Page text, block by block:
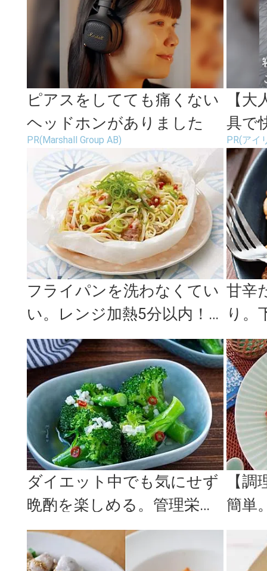
ピアスをしてても痛くない
ヘッドホンがありました
PR(Marshall Group AB)
【
具で
に。
PR(アイ
フライパンを洗わなくてい
い。レンジ加熱5分以内！
夏に食べたい絶品焼きそば
レシピ＜...
甘辛
り。
「鶏
ダイエット中でも気にせず
晩酌を楽しめる。管理栄養
士が提案「ヘルシーおつま
みレシピ...
【
簡単